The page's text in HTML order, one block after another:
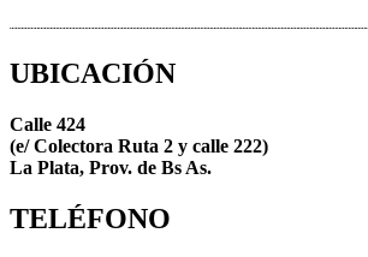
UBICACIÓN
Calle 424
(e/ Colectora Ruta 2 y calle 222)
La Plata, Prov. de Bs As.
TELÉFONO